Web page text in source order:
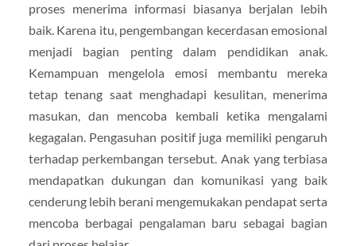
proses menerima informasi biasanya berjalan lebih
baik. Karena itu, pengembangan kecerdasan emosional
menjadi bagian penting dalam pendidikan anak.
Kemampuan mengelola emosi membantu mereka
tetap tenang saat menghadapi kesulitan, menerima
masukan, dan mencoba kembali ketika mengalami
kegagalan. Pengasuhan positif juga memiliki pengaruh
terhadap perkembangan tersebut. Anak yang terbiasa
mendapatkan dukungan dan komunikasi yang baik
cenderung lebih berani mengemukakan pendapat serta
mencoba berbagai pengalaman baru sebagai bagian